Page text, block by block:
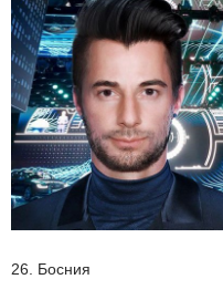
26. Босния